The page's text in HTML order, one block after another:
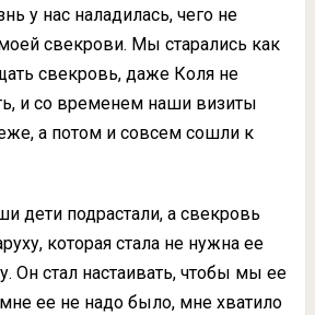
у нас наладилась, чего не
свекрови. Мы старались как
свекровь, даже Коля не
и со временем наши визиты
а потом и совсем сошли к
дети подрастали, а свекровь
которая стала не нужна ее
Он стал настаивать, чтобы мы ее
ее не надо было, мне хватило